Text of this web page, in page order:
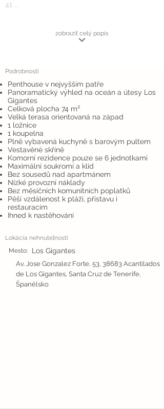
41 ...
zobraziť celý popis
Podrobnosti
Penthouse v nejvyšším patře
Panoramatický výhled na oceán a útesy Los
Gigantes
Celková plocha 74 m²
Velká terasa orientovaná na západ
1 ložnice
1 koupelna
Plně vybavená kuchyně s barovým pultem
Vestavěné skříně
Komorní rezidence pouze se 6 jednotkami
Maximální soukromí a klid
Bez sousedů nad apartmánem
Nízké provozní náklady
Bez měsíčních komunitních poplatků
Pěší vzdálenost k pláži, přístavu i
restauracím
Ihned k nastěhování
Lokácia nehnuteľnosti
Mesto:
Los Gigantes
Av. Jose Gonzalez Forte, 53, 38683 Acantilados
de Los Gigantes, Santa Cruz de Tenerife,
Španělsko